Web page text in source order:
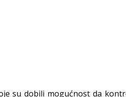
su dobili mogućnost da